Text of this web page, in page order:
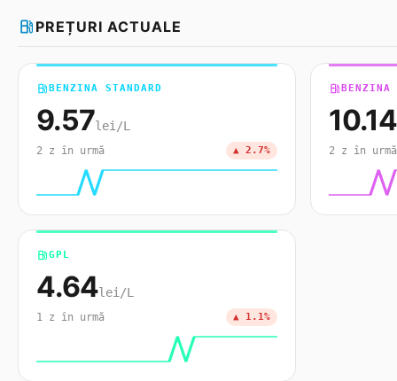
local_gas_station PREȚURI ACTUALE
local_gas_stationBENZINA STANDARD
9.57lei/L
2 z în urmă ▲ 2.7%
local_gas_stationBENZINA
10.14
2 z în urmă
local_gas_stationGPL
4.64lei/L
1 z în urmă ▲ 1.1%